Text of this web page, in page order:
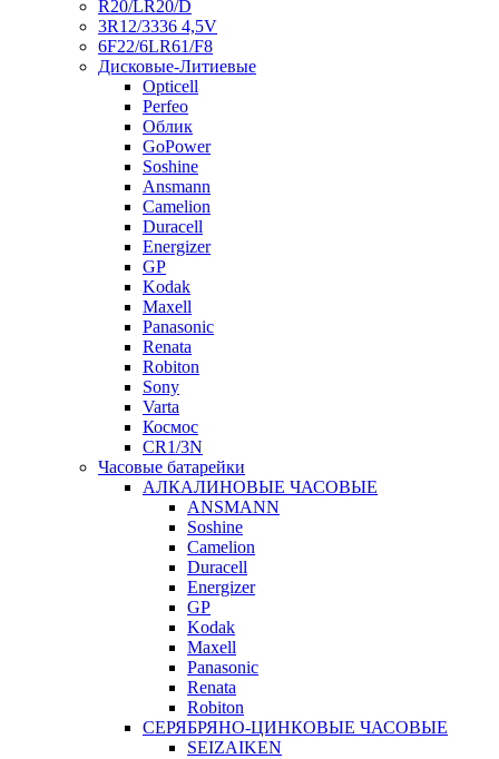
R20/LR20/D
3R12/3336 4,5V
6F22/6LR61/F8
Дисковые-Литиевые
Opticell
Perfeo
Облик
GoPower
Soshine
Ansmann
Camelion
Duracell
Energizer
GP
Kodak
Maxell
Panasonic
Renata
Robiton
Sony
Varta
Космос
CR1/3N
Часовые батарейки
АЛКАЛИНОВЫЕ ЧАСОВЫЕ
ANSMANN
Soshine
Camelion
Duracell
Energizer
GP
Kodak
Maxell
Panasonic
Renata
Robiton
СЕРЯБРЯНО-ЦИНКОВЫЕ ЧАСОВЫЕ
SEIZAIKEN